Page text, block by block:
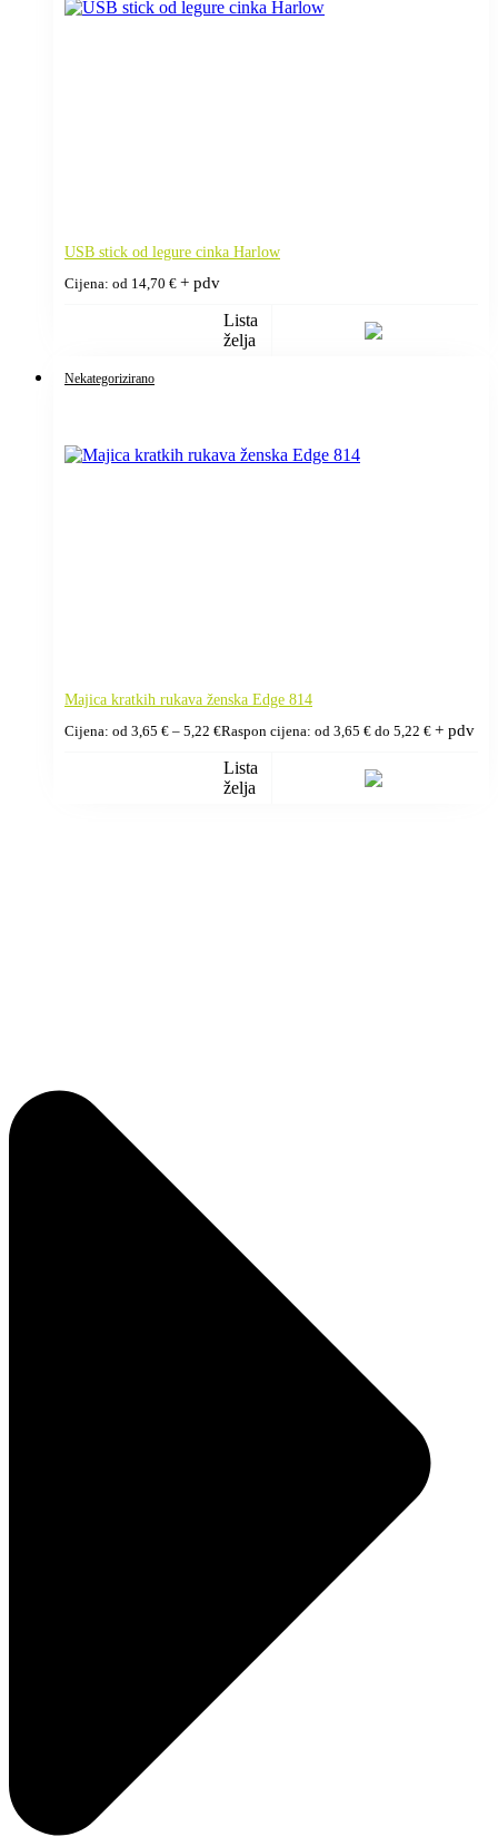
USB stick od legure cinka Harlow
Cijena: od 14,70 € + pdv
Lista
želja
Nekategorizirano
Majica kratkih rukava ženska Edge 814
Cijena: od 3,65 € – 5,22 €Raspon cijena: od 3,65 € do 5,22 € + pdv
Lista
želja